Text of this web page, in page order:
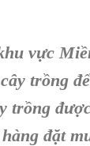
vực
trồng
trồng
đặt